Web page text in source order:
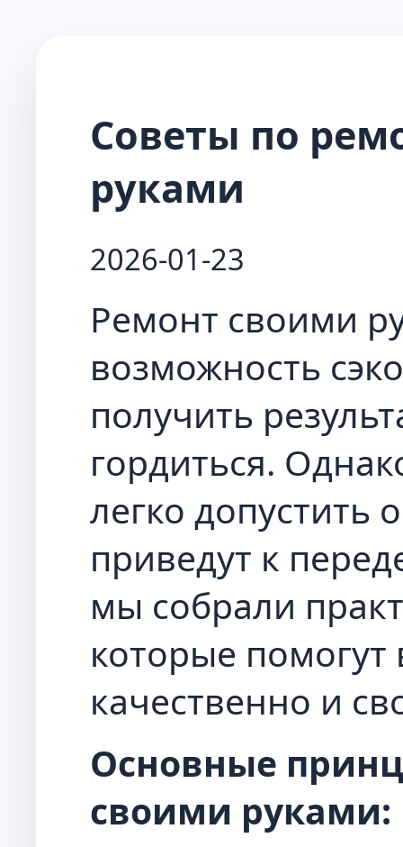
Советы по
руками
2026-01-23
Ремонт своими
возможность
получить
гордиться.
легко допустить
приведут к
мы собрали
которые
качественно и
Основные
своими руками: